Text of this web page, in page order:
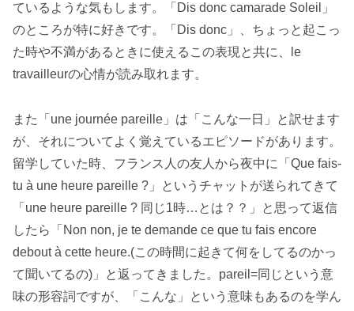
ているような気もします。「Dis donc camarade Soleil」
のところが特に好きです。「Dis donc」、ちょっと起こっ
た時や不満があるときに使えるこの表現と共に、le
travailleurの心情が読み取れます。
また「une journée pareille」は「こんな一日」と訳せます
が、それについてよく覚えているエピソードがあります。
留学していた時、フランス人の友人から夜中に「Que fais-
tu à une heure pareille ?」というチャットが送られてきて
「une heure pareille ? 同じ1時…とは？？」と思って返信
したら「Non non, je te demande ce que tu fais encore
debout à cette heure.(この時間に起きて何をしてるのかっ
て聞いてるの)」と返ってきました。pareil=同じという意
味の形容詞ですが、「こんな」という意味もあるのを学ん